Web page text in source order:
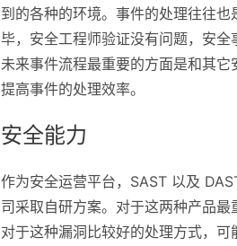
到的各种的环境。事件的处理往往
毕，安全工程师验证没有问题，安
未来事件流程最重要的方面是和其它
提高事件的处理效率。
安全能力
作为安全运营平台，SAST 以及
司采取自研方案。对于这两种产品
对于这种漏洞比较好的处理方式，